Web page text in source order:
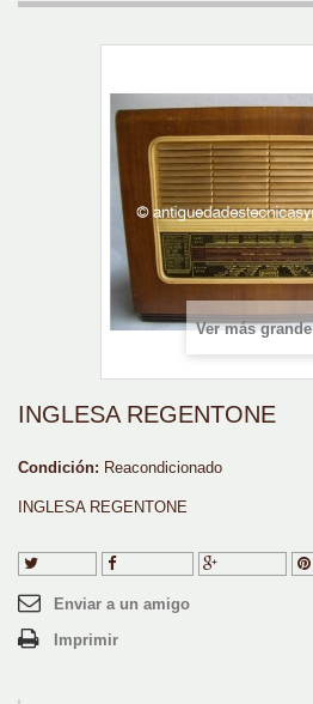
Ver más grande
INGLESA REGENTONE
Condición: Reacondicionado
INGLESA REGENTONE
Tuitear Compartir
Enviar a un amigo
Imprimir